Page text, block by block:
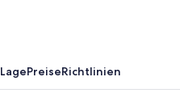
LagePreiseRichtlinien